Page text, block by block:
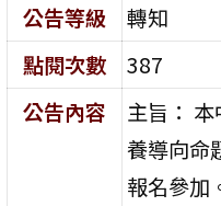
公告等級
轉知
點閱次數
387
公告內容
主旨：
養導向命
報名參加